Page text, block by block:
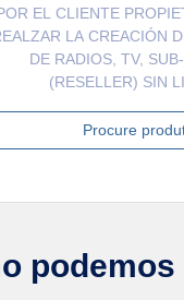
EL CLIENTE
LA CREACIÓN
DE RADIOS, TV,
(RESELLER) SIN
Procure